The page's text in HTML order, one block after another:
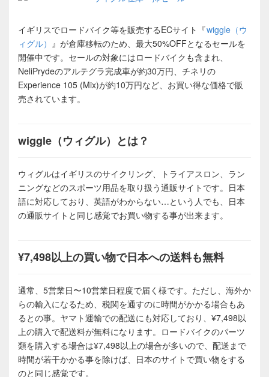
イギリスでロードバイク等を販売するECサイト『wiggle（ウ
ィグル） 』が倉庫移転のため、最大50%OFFとなるセールを
開催中です。セールの対象にはロードバイクも含まれ、
NeliPrydeのアルテグラ完成車が約30万円、チネリの
Experience 105 (Mix)が約10万円など、お買い得な価格で販
売されています。
wiggle（ウィグル）とは？
ウィグルはイギリスのサイクリング、トライアスロン、ラン
ニングなどのスポーツ用品を取り扱う通販サイトです。日本
語に対応しており、英語がわからない…という人でも、日本
の通販サイトと同じ感覚でお買い物する事が出来ます。
¥7,498以上の買い物で日本への送料も無料
通常、5営業日〜10営業日程度で届く様です。ただし、海外か
らの輸入になるため、税関を通すのに時間がかかる場合もあ
るとの事。ヤマト運輸での配送にも対応しており、¥7,498以
上の購入で配送料が無料になります。ロードバイクのパーツ
類を購入する場合は¥7,498以上の場合が多いので、配送まで
時間が若干かかる事を除けば、日本のサイトで買い物をする
のと同じ感覚です。